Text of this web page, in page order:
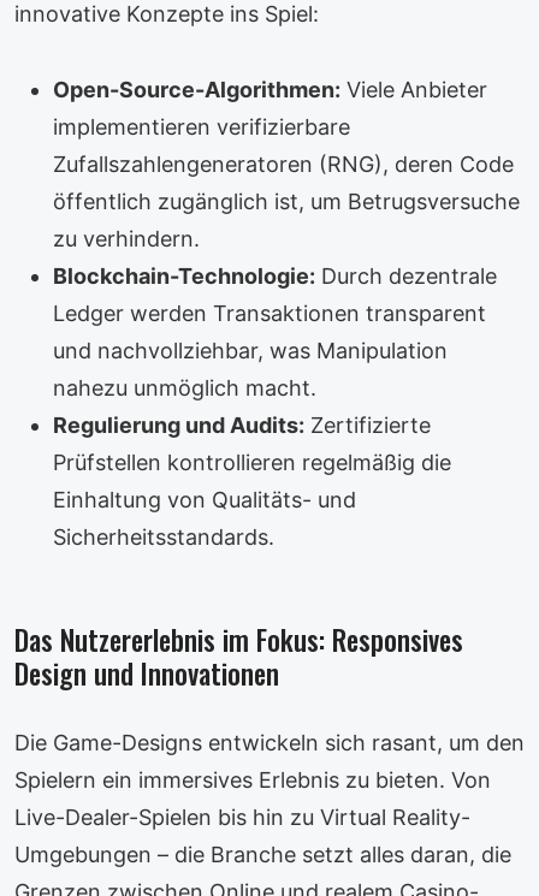
innovative Konzepte ins Spiel:
Open-Source-Algorithmen: Viele Anbieter
implementieren verifizierbare
Zufallszahlengeneratoren (RNG), deren Code
öffentlich zugänglich ist, um Betrugsversuche
zu verhindern.
Blockchain-Technologie: Durch dezentrale
Ledger werden Transaktionen transparent
und nachvollziehbar, was Manipulation
nahezu unmöglich macht.
Regulierung und Audits: Zertifizierte
Prüfstellen kontrollieren regelmäßig die
Einhaltung von Qualitäts- und
Sicherheitsstandards.
Das Nutzererlebnis im Fokus: Responsives
Design und Innovationen
Die Game-Designs entwickeln sich rasant, um den
Spielern ein immersives Erlebnis zu bieten. Von
Live-Dealer-Spielen bis hin zu Virtual Reality-
Umgebungen – die Branche setzt alles daran, die